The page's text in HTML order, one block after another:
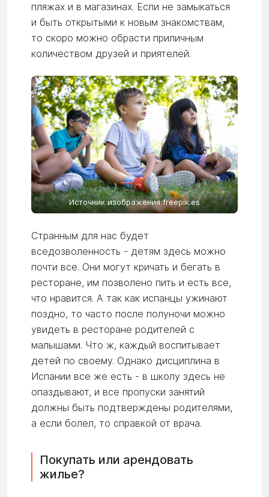
пляжах и в магазинах. Если не замыкаться
и быть открытыми к новым знакомствам,
то скоро можно обрасти приличным
количеством друзей и приятелей.
Источник изображения freepik.es
Странным для нас будет
вседозволенность - детям здесь можно
почти все. Они могут кричать и бегать в
ресторане, им позволено пить и есть все,
что нравится. А так как испанцы ужинают
поздно, то часто после полуночи можно
увидеть в ресторане родителей с
малышами. Что ж, каждый воспитывает
детей по своему. Однако дисциплина в
Испании все же есть - в школу здесь не
опаздывают, и все пропуски занятий
должны быть подтверждены родителями,
а если болел, то справкой от врача.
Покупать или арендовать
жилье?